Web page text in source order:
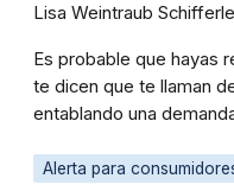
Lisa Weintraub Schifferle
Es probable que hayas
te dicen que te llaman
entablando una
Alerta para